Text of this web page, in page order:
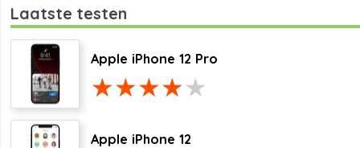
Laatste testen
Apple iPhone 12 Pro
Apple iPhone 12